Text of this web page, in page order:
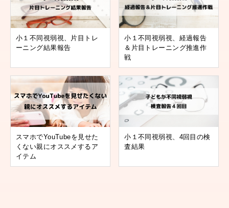
小１不同視弱視、片目トレ
ーニング結果報告
小１不同視弱視、経過報告
＆片目トレーニング推進作
戦
スマホでYouTubeを見せた
くない親にオススメするア
イテム
小１不同視弱視、4回目の検
査結果